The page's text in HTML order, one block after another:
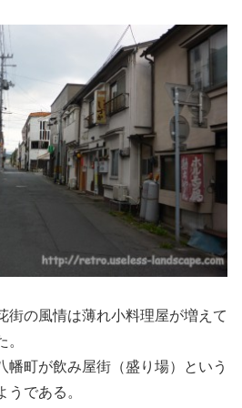
街の風情は薄れ小料理屋が増えて
幡町が飲み屋街（盛り場）という
うである。